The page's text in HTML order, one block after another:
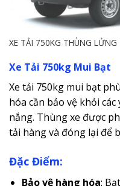
XE TẢI 750KG THÙNG LỬNG
Xe Tải 750kg Mui Bạt
Xe tải 750kg mui bạt
hóa cần bảo vệ khỏi
nắng. Thùng xe được
tải hàng và đóng lại để
Đặc Điểm:
Bảo vệ hàng hóa: